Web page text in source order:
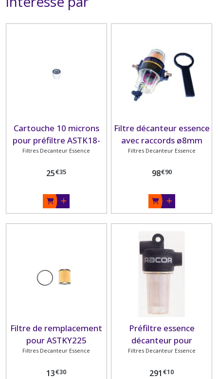
Cartouche 10 microns
pour préfiltre ASTK18-
7932
Filtres Decanteur Essence
25€35
Filtre décanteur essence
avec raccords ø8mm
Filtres Decanteur Essence
98€90
Filtre de remplacement
pour ASTKY225
Filtres Decanteur Essence
13€30
Préfiltre essence
décanteur pour
moteurs jusqu'à 50ch
Filtres Decanteur Essence
291 €10